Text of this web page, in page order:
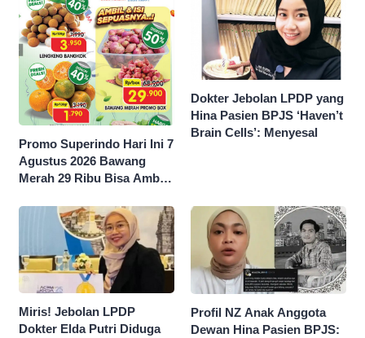
Promo Superindo Hari Ini 7
Agustus 2026 Bawang
Merah 29 Ribu Bisa Ambil
50 Persen
Dokter Jebolan LPDP yang
Hina Pasien BPJS ‘Haven’t
Brain Cells’: Menyesal
Miris! Jebolan LPDP
Dokter Elda Putri Diduga
Profil NZ Anak Anggota
Dewan Hina Pasien BPJS: